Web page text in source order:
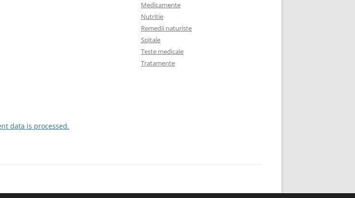
data is processed.
Medicamente
Nutritie
Remedii naturiste
Spitale
Teste medicale
Tratamente